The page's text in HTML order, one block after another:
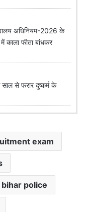
अधिनियम-2026 के
काला फीता बांधकर
से फरार दुष्कर्म के
exam
police